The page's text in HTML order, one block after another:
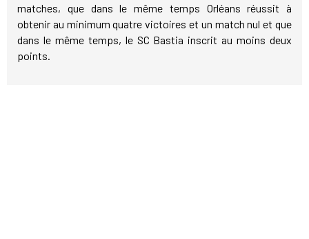
matches, que dans le même temps Orléans réussit à
obtenir au minimum quatre victoires et un match nul et que
dans le même temps, le SC Bastia inscrit au moins deux
points.